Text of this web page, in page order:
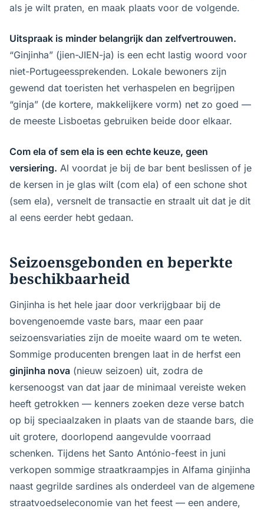
als je wilt praten, en maak plaats voor de volgende.
Uitspraak is minder belangrijk dan zelfvertrouwen.
“Ginjinha” (jien-JIEN-ja) is een echt lastig woord voor
niet-Portugeessprekenden. Lokale bewoners zijn
gewend dat toeristen het verhaspelen en begrijpen
“ginja” (de kortere, makkelijkere vorm) net zo goed —
de meeste Lisboetas gebruiken beide door elkaar.
Com ela of sem ela is een echte keuze, geen
versiering. Al voordat je bij de bar bent beslissen of je
de kersen in je glas wilt (com ela) of een schone shot
(sem ela), versnelt de transactie en straalt uit dat je dit
al eens eerder hebt gedaan.
Seizoensgebonden en beperkte
beschikbaarheid
Ginjinha is het hele jaar door verkrijgbaar bij de
bovengenoemde vaste bars, maar een paar
seizoensvariaties zijn de moeite waard om te weten.
Sommige producenten brengen laat in de herfst een
ginjinha nova (nieuw seizoen) uit, zodra de
kersenoogst van dat jaar de minimaal vereiste weken
heeft getrokken — kenners zoeken deze verse batch
op bij speciaalzaken in plaats van de staande bars, die
uit grotere, doorlopend aangevulde voorraad
schenken. Tijdens het Santo António-feest in juni
verkopen sommige straatkraampjes in Alfama ginjinha
naast gegrilde sardines als onderdeel van de algemene
straatvoedseleconomie van het feest — een andere,